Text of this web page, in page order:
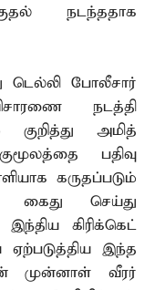
நடந்ததாக
டெல்லி போலீசார்
நடத்தி
அமித்
பதிவு
கருதப்படும்
செய்து
கிரிக்கெட்
ஏற்படுத்திய இந்த
முன்னாள் வீரர்